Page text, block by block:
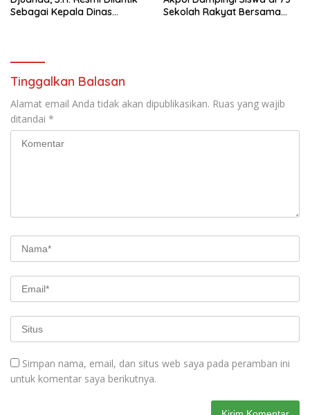
Sebagai Kepala Dinas
Sekolah Rakyat Bersama
Tinggalkan Balasan
Alamat email Anda tidak akan dipublikasikan. Ruas yang wajib
ditandai *
Simpan nama, email, dan situs web saya pada peramban ini
untuk komentar saya berikutnya.